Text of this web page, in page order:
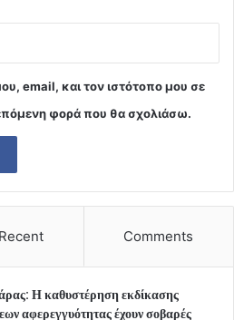
email, και τον ιστότοπο μου σε
φορά που θα σχολιάσω.
Recent Comments
Η καθυστέρηση εκδίκασης
αφερεγγυότητας έχουν σοβαρές